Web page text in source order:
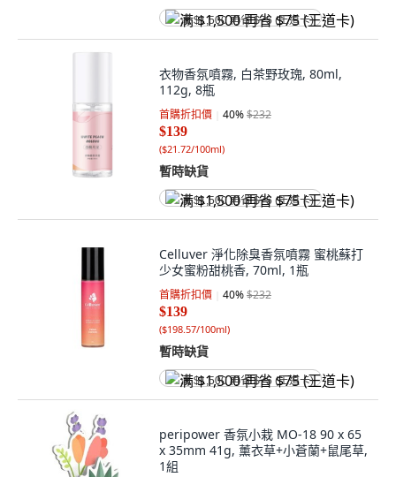
满 $1,500 再省 $75 (王道卡)
衣物香氛噴霧, 白茶野玫瑰, 80ml,
112g, 8瓶
首購折扣價 40%$232
$139
($21.72/100ml)
暫時缺貨
满 $1,500 再省 $75 (王道卡)
Celluver 淨化除臭香氛噴霧 蜜桃蘇打
少女蜜粉甜桃香, 70ml, 1瓶
首購折扣價 40%$232
$139
($198.57/100ml)
暫時缺貨
满 $1,500 再省 $75 (王道卡)
peripower 香氛小栽 MO-18 90 x 65
x 35mm 41g, 薰衣草+小蒼蘭+鼠尾草,
1組